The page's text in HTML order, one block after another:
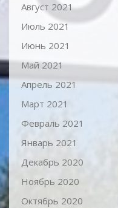
Август 2021
Июль 2021
Июнь 2021
Май 2021
Апрель 2021
Март 2021
Февраль 2021
Январь 2021
Декабрь 2020
Ноябрь 2020
Октябрь 2020